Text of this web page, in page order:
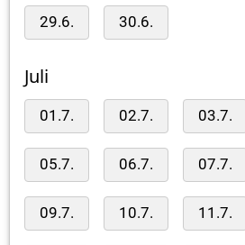
29.6. 30.6.
Juli
01.7. 02.7. 03.7.
05.7. 06.7. 07.7.
09.7. 10.7. 11.7.